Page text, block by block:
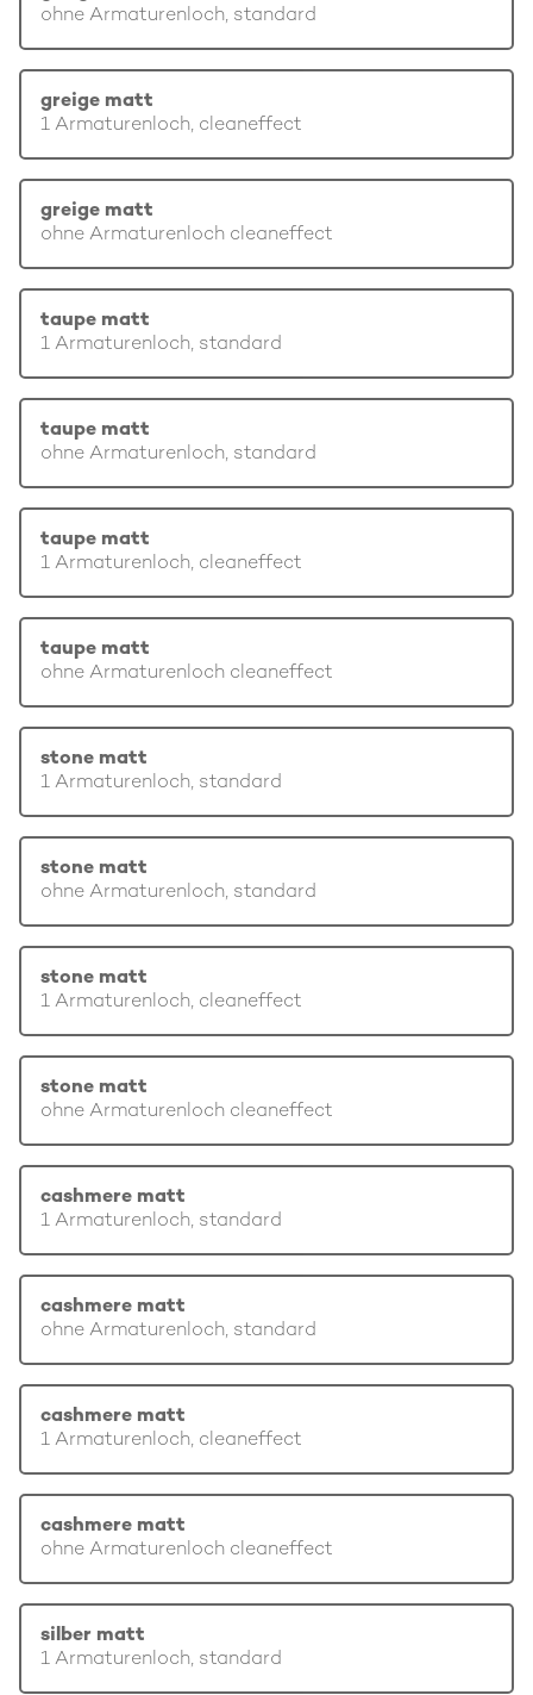
ohne Armaturenloch, standard
greige matt
1 Armaturenloch, cleaneffect
greige matt
ohne Armaturenloch cleaneffect
taupe matt
1 Armaturenloch, standard
taupe matt
ohne Armaturenloch, standard
taupe matt
1 Armaturenloch, cleaneffect
taupe matt
ohne Armaturenloch cleaneffect
stone matt
1 Armaturenloch, standard
stone matt
ohne Armaturenloch, standard
stone matt
1 Armaturenloch, cleaneffect
stone matt
ohne Armaturenloch cleaneffect
cashmere matt
1 Armaturenloch, standard
cashmere matt
ohne Armaturenloch, standard
cashmere matt
1 Armaturenloch, cleaneffect
cashmere matt
ohne Armaturenloch cleaneffect
silber matt
1 Armaturenloch, standard